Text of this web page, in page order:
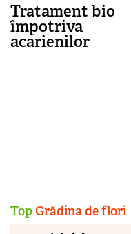
Tratament bio
împotriva
acarienilor
TopGrădina de flori